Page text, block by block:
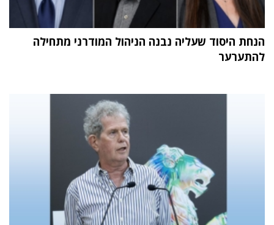
הנחת היסוד שעליה נבנה הניהול המודרני מתחילה
להתערער